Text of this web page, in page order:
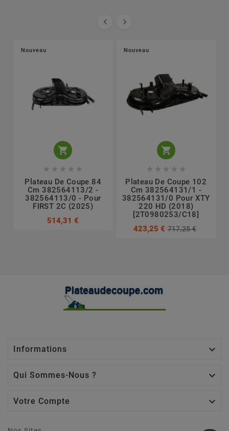
 
Nouveau

    
Plateau De Coupe 84
Cm 382564113/2 -
382564113/0 - Pour
FIRST 2C (2025)
514,31 €
Nouveau

    
Plateau De Coupe 102
Cm 382564131/1 -
382564131/0 Pour XTY
220 HD (2018)
[2T0980253/C18]
423,25 € 717,25 €
Informations 
Qui Sommes-Nous ? 
Votre Compte 